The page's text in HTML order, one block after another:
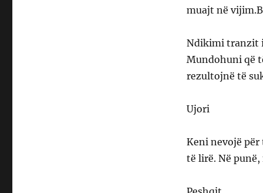
muajt në
Ndikimi tranzit
Mundohuni që
rezultojnë të
Ujori
Keni nevojë
të lirë. Në